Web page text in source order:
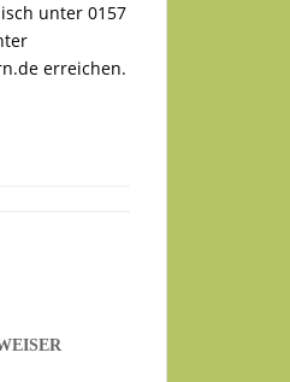
unter 0157
erreichen.